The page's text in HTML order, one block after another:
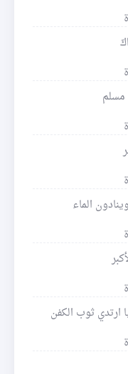
مسلم
الماء
ارتدي ثوب الكفن